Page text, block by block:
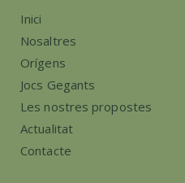
Inici
Nosaltres
Orígens
Jocs Gegants
Les nostres propostes
Actualitat
Contacte